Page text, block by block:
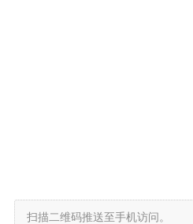
扫描二维码推送至手机访问。